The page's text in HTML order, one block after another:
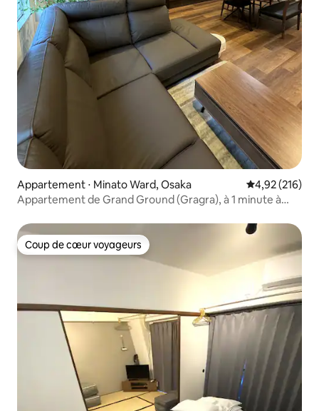
Appartement ⋅ Minato Ward, Osaka Évaluation
4,92 (216)
Appartement de Grand Ground (Gragra), à 1 minute à
avec salon et salle à manger, à louer.
Coup de cœur voyageurs
Coup de cœur voyageurs